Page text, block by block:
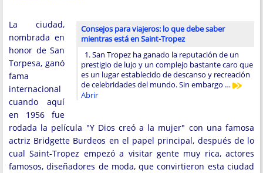
Consejos para viajeros: lo que debe saber
mientras está en Saint-Tropez
1. San Tropez ha ganado la reputación de un
prestigio de lujo y un complejo bastante caro que
es un lugar establecido de descanso y recreación
de celebridades del mundo. Sin embargo …
Abrir
La ciudad,
nombrada en
honor de San
Torpesa, ganó
fama
internacional
cuando aquí
en 1956 fue
rodada la película "Y Dios creó a la mujer" con una famosa
actriz Bridgette Burdeos en el papel principal, después de lo
cual Saint-Tropez empezó a visitar gente muy rica, actores
famosos, diseñadores de moda, que convirtieron esta ciudad